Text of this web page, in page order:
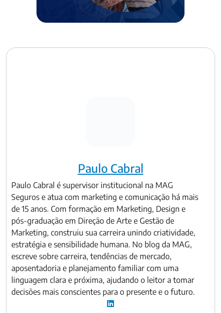
Paulo Cabral
Paulo Cabral é supervisor institucional na MAG
Seguros e atua com marketing e comunicação há mais
de 15 anos. Com formação em Marketing, Design e
pós-graduação em Direção de Arte e Gestão de
Marketing, construiu sua carreira unindo criatividade,
estratégia e sensibilidade humana. No blog da MAG,
escreve sobre carreira, tendências de mercado,
aposentadoria e planejamento familiar com uma
linguagem clara e próxima, ajudando o leitor a tomar
decisões mais conscientes para o presente e o futuro.